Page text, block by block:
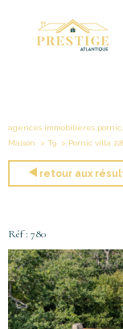
agences immobilières
Maison
T9 Pornic villa
retour aux
Réf : 780